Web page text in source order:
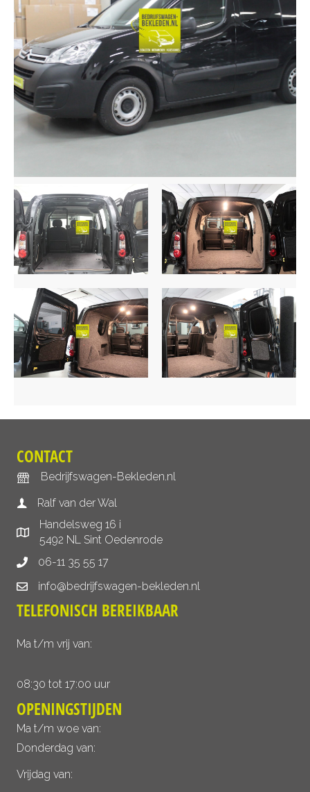
CONTACT
Bedrijfswagen-Bekleden.nl
Ralf van der Wal
Handelsweg 16 i
5492 NL Sint Oedenrode
06-11 35 55 17
info@bedrijfswagen-bekleden.nl
TELEFONISCH BEREIKBAAR
Ma t/m vrij van:
08:30 tot 17:00 uur
OPENINGSTIJDEN
Ma t/m woe van:
Donderdag van:
Vrijdag van: